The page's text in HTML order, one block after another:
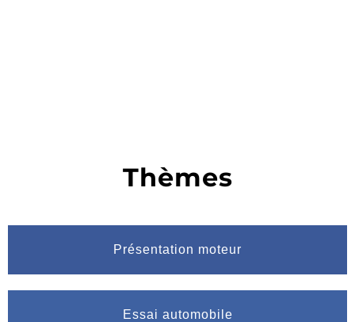
Thèmes
Présentation moteur
Essai automobile